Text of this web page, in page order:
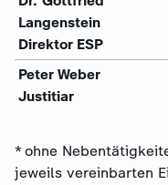
Langenstein
Direktor ESP
Peter Weber
Justitiar
* ohne
jeweils vereinbarten